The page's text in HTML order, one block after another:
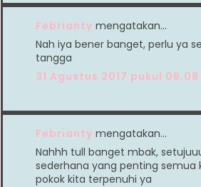
Febrianty mengatakan…
Nah iya bener banget, perlu ya
tangga
31 Agustus 2017 pukul 08.08
Febrianty mengatakan…
Nahhh tull banget mbak,
sederhana yang penting semua
pokok kita terpenuhi ya